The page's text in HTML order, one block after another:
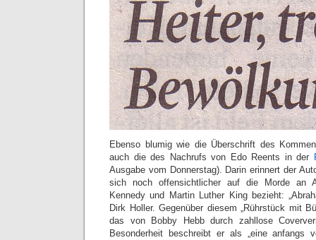
Ebenso blumig wie die Überschrift des
auch die des Nachrufs von Edo Reents in der
Ausgabe vom Donnerstag). Darin erinnert der
sich noch offensichtlicher auf die Morde an
Kennedy und Martin Luther King bezieht:
Dirk Holler. Gegenüber diesem „Rührstück mit
das von Bobby Hebb durch zahllose
Besonderheit beschreibt er als „eine anfangs